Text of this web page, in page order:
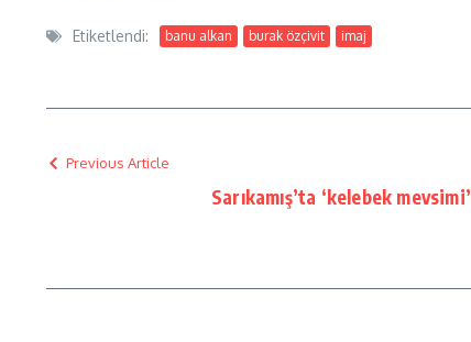
Etiketlendi: banu alkan burak özçivit imaj
Previous Article
Sarıkamış’ta ‘kelebek mevsimi’